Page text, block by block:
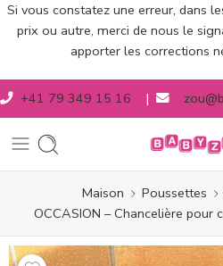
Si vous constatez une erreur, dans
prix ou autre, merci de nous le
apporter les corrections
+41 79 349 15 16 |
Maison Poussettes
OCCASION – Chancelière pour